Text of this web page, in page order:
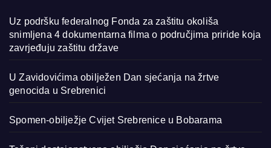
Uz podršku federalnog Fonda za zaštitu okoliša
snimljena 4 dokumentarna filma o područjima priride koja
zavrjeđuju zaštitu države
U Zavidovićima obilježen Dan sjećanja na žrtve
genocida u Srebrenici
Spomen-obilježje Cvijet Srebrenice u Bobarama